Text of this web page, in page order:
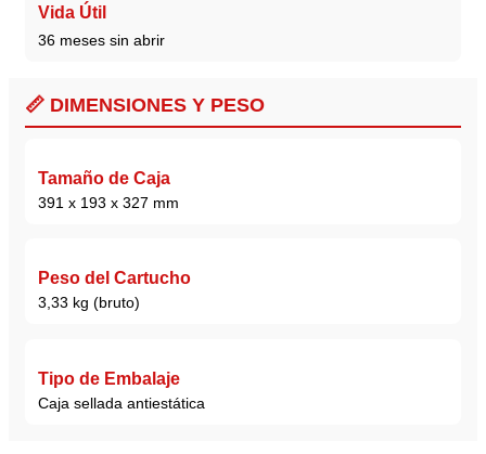
Vida Útil
36 meses sin abrir
📏 DIMENSIONES Y PESO
Tamaño de Caja
391 x 193 x 327 mm
Peso del Cartucho
3,33 kg (bruto)
Tipo de Embalaje
Caja sellada antiestática